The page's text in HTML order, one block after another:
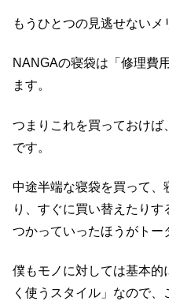
もうひとつの見逃せないメ
NANGAの寝袋は「修理費
ます。
つまりこれを買っておけば
です。
中途半端な寝袋を買って、
り、すぐに買い替えたり
つかっていったほうがトー
僕もモノに対しては基本
く使うスタイル」なので、